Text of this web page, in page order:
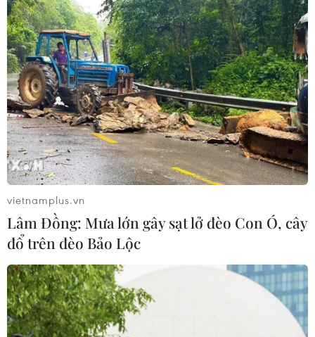
vietnamplus.vn
Lâm Đồng: Mưa lớn gây sạt lở đèo Con Ó, cây
đổ trên đèo Bảo Lộc